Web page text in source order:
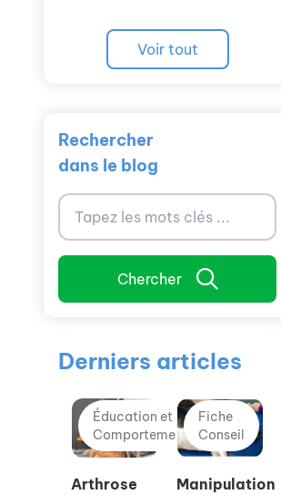
Voir tout
Rechercher
dans le blog
Chercher
Derniers articles
Éducation et
Comportement
Arthrose
Fiche
Conseil
Manipulation